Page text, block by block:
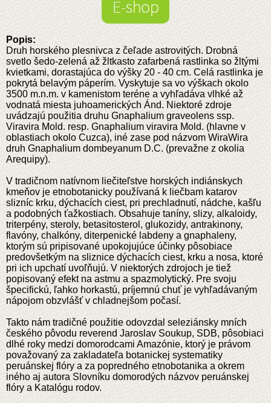
Popis:
Druh horského plesnivca z čeľade astrovitých. Drobná
svetlo šedo-zelená až žltkasto zafarbená rastlinka so žltými
kvietkami, dorastajúca do výšky 20 - 40 cm. Celá rastlinka je
pokrytá belavým páperím. Vyskytuje sa vo výškach okolo
3500 m.n.m. v kamenistom teréne a vyhľadáva vlhké až
vodnatá miesta juhoamerických Ánd. Niektoré zdroje
uvádzajú použitia druhu Gnaphalium graveolens ssp.
Viravira Mold. resp. Gnaphalium viravira Mold. (hlavne v
oblastiach okolo Cuzca), iné zase pod názvom WiraWira
druh Gnaphalium dombeyanum D.C. (prevažne z okolia
Arequipy).
V tradičnom natívnom liečiteľstve horských indiánskych
kmeňov je etnobotanicky používaná k liečbam katarov
slizníc krku, dýchacích ciest, pri prechladnutí, nádche, kašľu
a podobných ťažkostiach. Obsahuje taníny, slizy, alkaloidy,
triterpény, steroly, betasitosterol, glukozidy, antrakinony,
flavóny, chalkóny, diterpenické labdeny a gnaphaleny,
ktorým sú pripisované upokojujúce účinky pôsobiace
predovšetkým na sliznice dýchacích ciest, krku a nosa, ktoré
pri ich upchatí uvoľňujú. V niektorých zdrojoch je tiež
popisovaný efekt na astmu a spazmolytický. Pre svoju
špecifickú, ľahko horkastú, príjemnú chuť je vyhľadávaným
nápojom obzvlášť v chladnejšom počasí.
Takto nám tradičné použitie odovzdal seleziánsky mních
českého pôvodu reverend Jaroslav Soukup, SDB, pôsobiaci
dlhé roky medzi domorodcami Amazónie, ktorý je právom
považovaný za zakladateľa botanickej systematiky
peruánskej flóry a za popredného etnobotanika a okrem
iného aj autora Slovníku domorodých názvov peruánskej
flóry a Katalógu rodov.